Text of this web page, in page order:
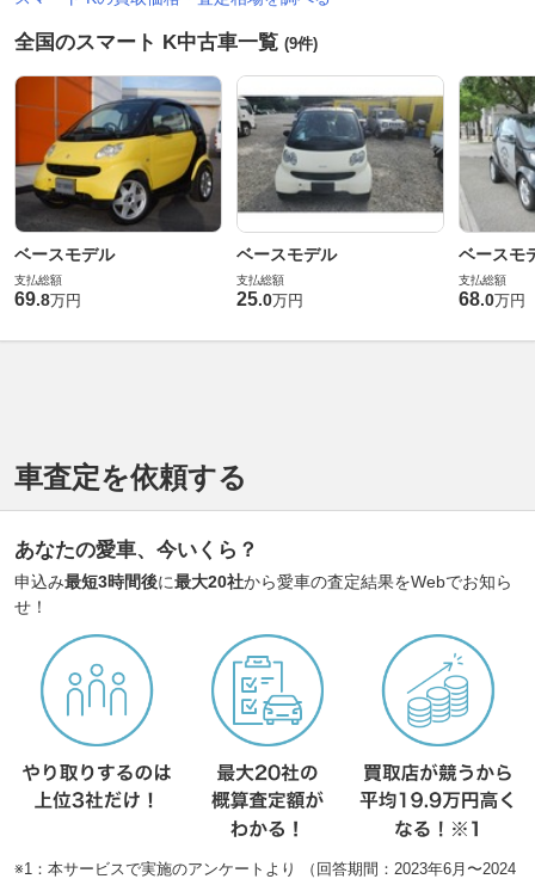
全国のスマート K中古車一覧 (9件)
ベースモデル
支払総額
69.8万円
ベースモデル
支払総額
25.0万円
ベースモ
支払総額
68.0万円
車査定を依頼する
あなたの愛車、今いくら？
申込み最短3時間後に最大20社から愛車の査定結果をWebでお知ら
せ！
※1：本サービスで実施のアンケートより （回答期間：2023年6月〜2024